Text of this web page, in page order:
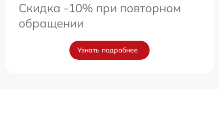
Скидка -10% при повторном
обращении
Узнать подробнее